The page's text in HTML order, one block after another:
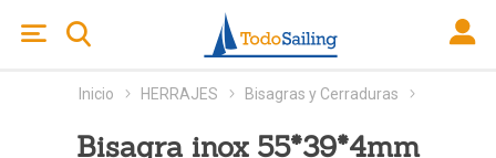
Inicio HERRAJES Bisagras y Cerraduras
Bisagra inox 55*39*4mm